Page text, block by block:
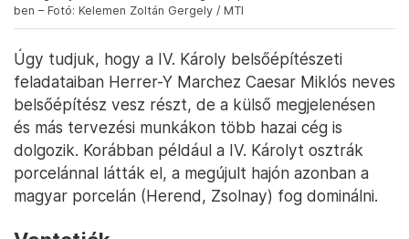
ben – Fotó: Kelemen Zoltán Gergely / MTI
Úgy tudjuk, hogy a IV. Károly belsőépítészeti
feladataiban Herrer-Y Marchez Caesar Miklós neves
belsőépítész vesz részt, de a külső megjelenésen
és más tervezési munkákon több hazai cég is
dolgozik. Korábban például a IV. Károlyt osztrák
porcelánnal látták el, a megújult hajón azonban a
magyar porcelán (Herend, Zsolnay) fog dominálni.